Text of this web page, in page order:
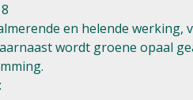
en helende
wordt groene opaal